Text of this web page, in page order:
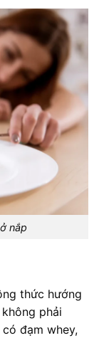
nắp
thức hướng
phải
đạm whey,